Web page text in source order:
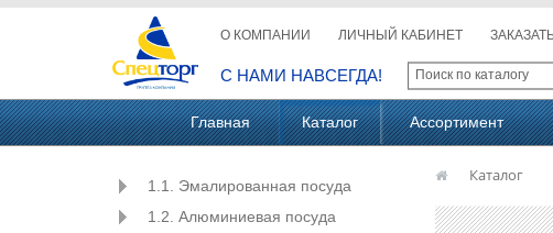
О КОМПАНИИ ЛИЧНЫЙ КАБИНЕТ
С НАМИ НАВСЕГДА!
Главная Каталог Ассортимент
1.1. Эмалированная посуда
1.2. Алюминиевая посуда
Каталог